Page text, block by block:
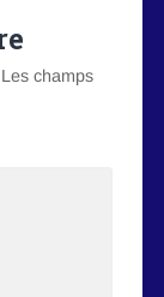
Les champs